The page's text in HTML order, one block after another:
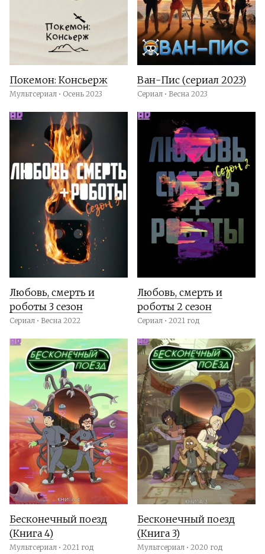
Покемон: Консьерж
Мультсериал • Осень 2023
Ван-Пис (сериал 2023)
Сериал • Весна 2023
Любовь, смерть и
роботы 3 сезон
Сериал • Весна 2022
Любовь, смерть и
роботы 2 сезон
Сериал • 2021 год
Бесконечный поезд
(Книга 4)
Мультсериал • 2021 год
Бесконечный поезд
(Книга 3)
Мультсериал • 2020 год